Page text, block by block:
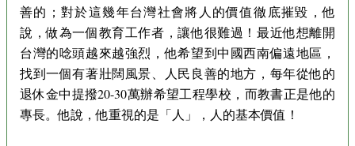
善的；對於這幾年台灣社會將人的價值徹底摧毀，他
說，做為一個教育工作者，讓他很難過！最近他想離開
台灣的唸頭越來越強烈，他希望到中國西南偏遠地區，
找到一個有著壯闊風景、人民良善的地方，每年從他的
退休金中提撥20-30萬辦希望工程學校，而教書正是他的
專長。他說，他重視的是「人」，人的基本價值！